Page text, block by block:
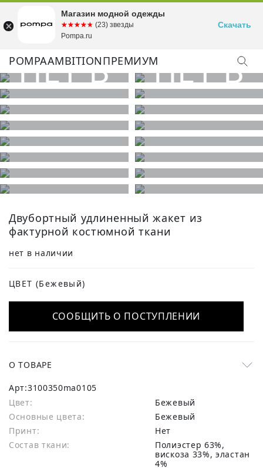
POMPAAMBITIONПРЕМИУМ
Двубортный удлиненный жакет из
фактурной костюмной ткани
нет в наличии
ЦВЕТ (Бежевый)
СООБЩИТЬ О ПОСТУПЛЕНИИ
О ТОВАРЕ
Арт:3100350ma0105
Цвет:
Бежевый
Основные цвета:
бежевый
Принт:
Нет
Состав ткани:
полиэстер 63%,
вискоза 33%, эластан
4%
Магазин модной одежды
☆☆☆☆☆
★★★★★ (23) звезды
Pompa.ru
Скачать